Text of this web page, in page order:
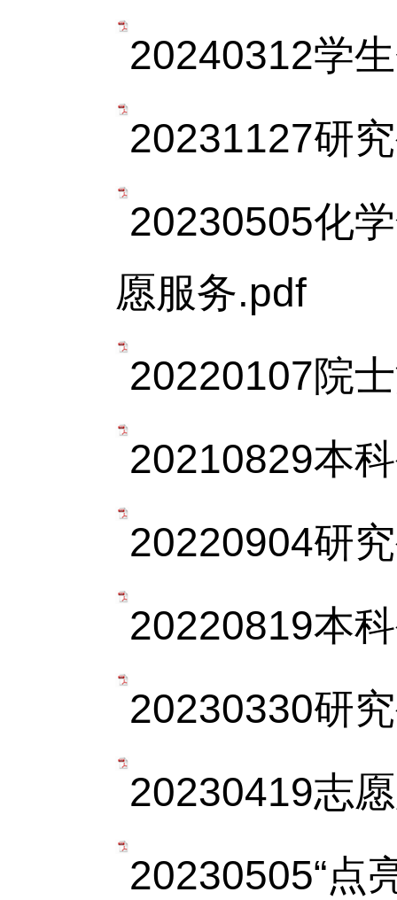
20240312学
20231127研
20230505化
愿服务.pdf
20220107院
20210829本
20220904研
20220819本
20230330研
20230419志
20230505“点